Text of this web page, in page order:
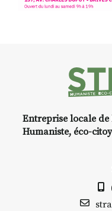
Entreprise locale de
Humaniste, éco-